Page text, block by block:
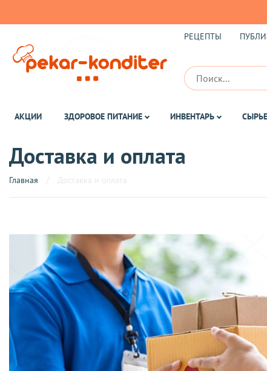
РЕЦЕПТЫ
АКЦИИ ЗДОРОВОЕ ПИТАНИЕ ИНВЕНТАРЬ
Доставка и оплата
Главная